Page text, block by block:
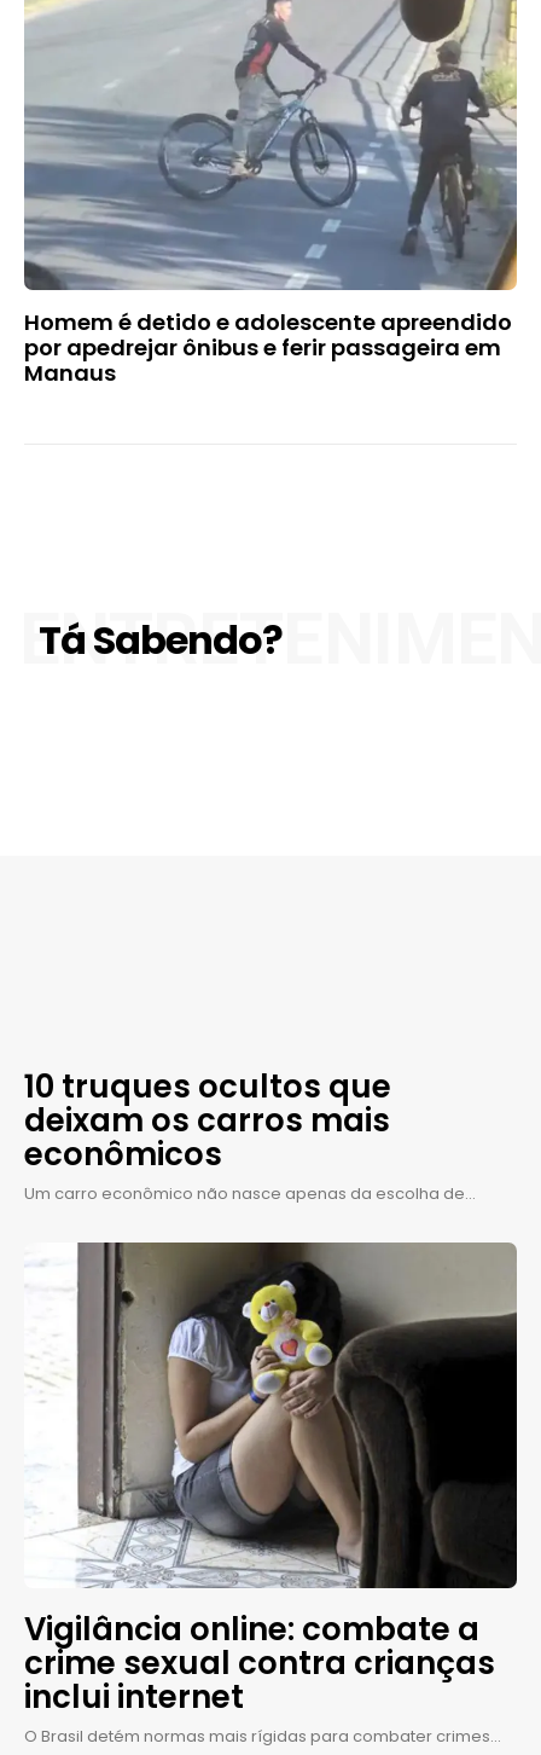
Homem é detido e adolescente apreendido
por apedrejar ônibus e ferir passageira em
Manaus
Tá Sabendo?
10 truques ocultos que
deixam os carros mais
econômicos
Um carro econômico não nasce apenas da escolha de...
Vigilância online: combate a
crime sexual contra crianças
inclui internet
O Brasil detém normas mais rígidas para combater crimes...